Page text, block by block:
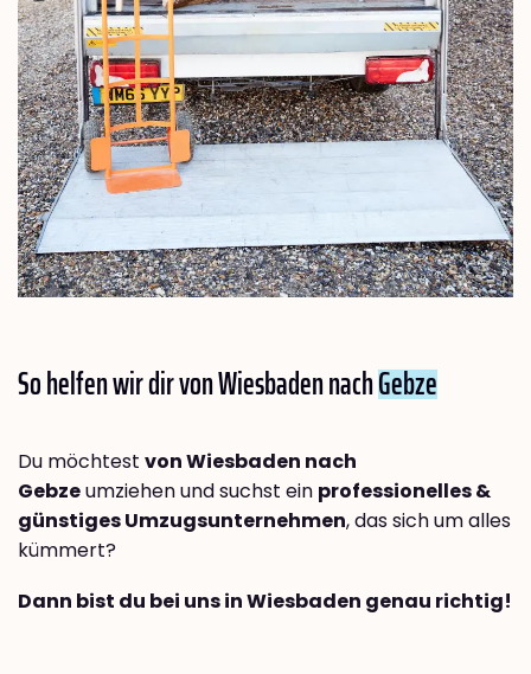
So helfen wir dir von Wiesbaden nachGebze
Du möchtest von Wiesbaden nach
Gebzeumziehen und suchst ein professionelles &
günstiges Umzugsunternehmen, das sich um alles
kümmert?
Dann bist du bei uns in Wiesbaden genau richtig!